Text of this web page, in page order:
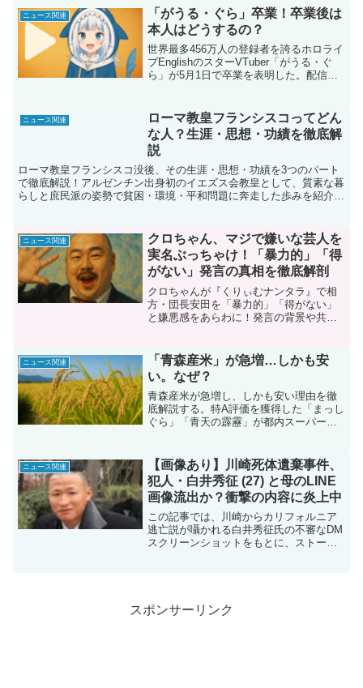
し、騒動は混迷を極めた。本稿では動画
の疑問点、箕輪告白の経緯、事務所の釈
明、ネット世論の二極化を時系列で整
理。名誉を損なわぬよう公表事実に基づ
き、炎上の背景と今後の行方を多角的に
検証する。
ニュース関連
「がうる・ぐら」卒業！卒業後は
本人はどうするの？
世界最多456万人の登録者を誇るホロライ
ブEnglishのスターVTuber「がうる・ぐ
ら」が5月1日で卒業を表明した。配信頻
伏線を経て明かされた「会社との方向性
の違い」。本記事では①卒業発表までの
時系列②ファンと業界のリアルな反応③
卒業後に予想される個人活動・新プロジ
ェクトの行方を3000字で徹底考察。サメ
ちゃんの未来とホロライブへの影響を読
み解く必読ガイドだ。
ニュース関連
ローマ教皇フランシスコってどん
な人？生涯・思想・功績を徹底解
説
ローマ教皇フランシスコ没後、その生涯・思想・功績を3つのパート
で徹底解説！アルゼンチン出身初のイエズス会教皇として、質素な暮
らしと庶民派の姿勢で貧困・環境・平和問題に奔走した歩みを紹介。
ニュース関連
クロちゃん、マジで嫌いな芸人を
実名ぶっちゃけ！「暴力的」「得
がない」発言の真相を徹底解剖
クロちゃんが『くりぃむナンタラ』で相
方・団長安田を「暴力的」「得がない」
と嫌悪感をあらわに！発言の背景や共演
の安田大サーカスの行方にも注目だ。
ニュース関連
「青森産米」が急増…しかも安
い。なぜ？
青森産米が急増し、しかも安い理由を徹
底解説する。特A評価を獲得した「まっし
ぐら」「青天の霹靂」が都内スーパーで
将来の価格動向も予測。SEO対策済みの
読みやすいブログで、青森米の魅力と生
産者の想いを深掘りする。
ニュース関連
【画像あり】川崎死体遺棄事件、
犯人・白井秀征 (27) と母のLINE
画像流出か？衝撃の内容に炎上中
この記事では、川崎からカリフォルニア
逃亡説が囁かれる白井秀征氏の不審なDM
スクリーンショットをもとに、ストーカ
的に紹介。捜査の今後や真相追及のポイ
ントを、ブログならではの視点で解説す
スポンサーリンク